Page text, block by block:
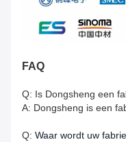
FAQ
Q: Is Dongsheng een
A: Dongsheng is een
Q: Waar wordt uw